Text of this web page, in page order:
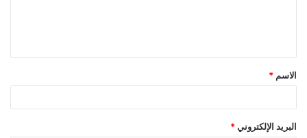
ق
*
الاسم *
البريد الإلكتروني *